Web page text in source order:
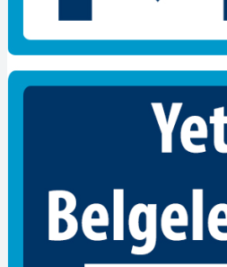
KURS ÖN ŞARTI:
Yok
Otomasyon Sistemleri
Performans sınavlarından
sağlanması gerekmektedir.
Teorik sınavda adaylara en az 25
soru sorulmaktadır.
A2 Teorik sınavı sınavdan başarılı